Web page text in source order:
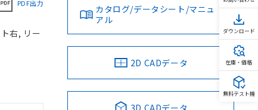
PDF出力
右, リー
カタログ/データシート/マニュ
アル
2D CADデータ
3D CADデータ
ダウンロード
在庫・価格
無料テスト機